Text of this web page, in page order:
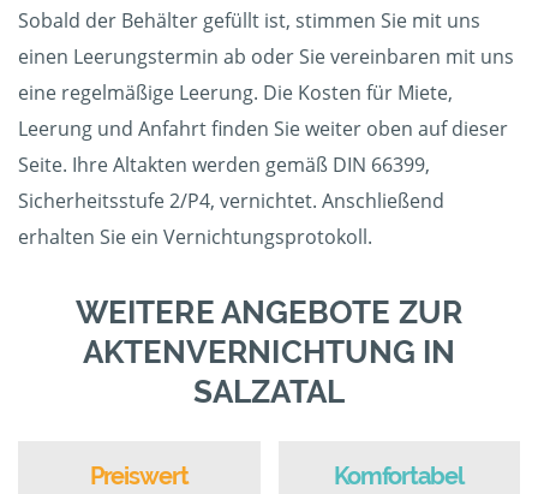
Sobald der Behälter gefüllt ist, stimmen Sie mit uns
einen Leerungstermin ab oder Sie vereinbaren mit uns
eine regelmäßige Leerung. Die Kosten für Miete,
Leerung und Anfahrt finden Sie weiter oben auf dieser
Seite. Ihre Altakten werden gemäß DIN 66399,
Sicherheitsstufe 2/P4, vernichtet. Anschließend
erhalten Sie ein Vernichtungsprotokoll.
WEITERE ANGEBOTE ZUR
AKTENVERNICHTUNG IN
SALZATAL
Preiswert Komfortabel